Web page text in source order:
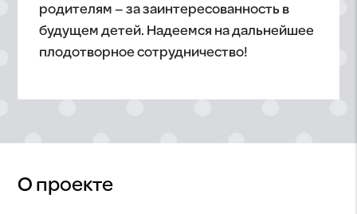
родителям – за заинтересованность в
будущем детей. Надеемся на дальнейшее
плодотворное сотрудничество!
О проекте